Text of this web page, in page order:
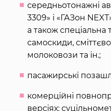
середньотонажні
3309» і «ГАЗон
а також спеціальна
самоскиди,
молоковози та ін.;
пасажирські
комерційні
версіях: